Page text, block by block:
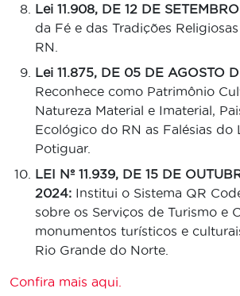
Lei 11.908, DE 12 DE
da Fé e das Tradições
RN.
Lei 11.875, DE 05 DE AGOSTO
Reconhece como Patrimônio
Natureza Material e Imaterial,
Ecológico do RN as Falésias do
Potiguar.
LEI Nº 11.939, DE 15 DE
2024: Institui o Sistema QR
sobre os Serviços de Turismo e
monumentos turísticos e
Rio Grande do Norte.
Confira mais aqui.